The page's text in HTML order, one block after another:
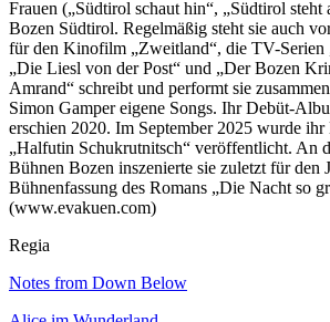
Frauen („Südtirol schaut hin“, „Südtirol
Bozen Südtirol. Regelmäßig steht sie auch
für den Kinofilm „Zweitland“, die TV-Serien
„Die Liesl von der Post“ und „Der Bozen
Amrand“ schreibt und performt sie
Simon Gamper eigene Songs. Ihr Debüt-
erschien 2020. Im September 2025 wurde
„Halfutin Schukrutnitsch“ veröffentlicht. An
Bühnen Bozen inszenierte sie zuletzt für den
Bühnenfassung des Romans „Die Nacht so
(www.evakuen.com)
Regia
Notes from Down Below